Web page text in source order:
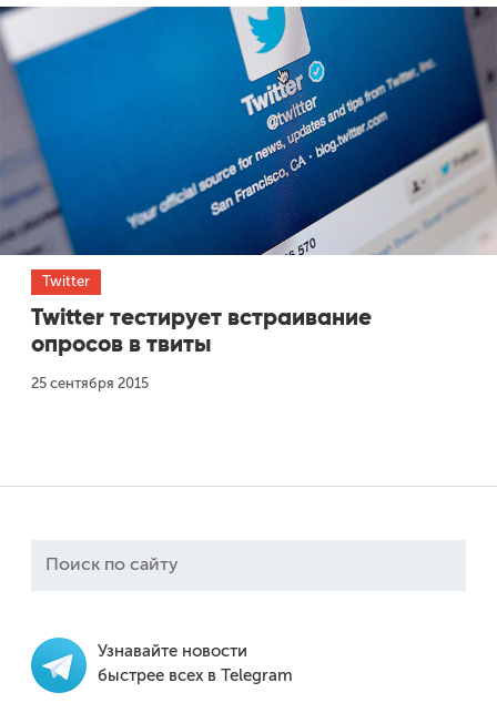
Twitter
Twitter тестирует встраивание
опросов в твиты
25 сентября 2015
Узнавайте новости
быстрее всех в Telegram